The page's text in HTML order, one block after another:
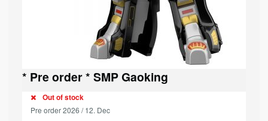
* Pre order * SMP Gaoking
Out of stock
Pre order 2026 / 12. Dec